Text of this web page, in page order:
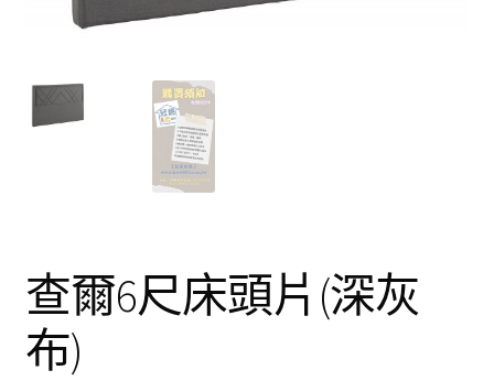
鞋櫃
電視櫃&長櫃
餐桌&餐椅
臥室系列
雙人床＆單人床
查爾6尺床頭片(深灰
布)